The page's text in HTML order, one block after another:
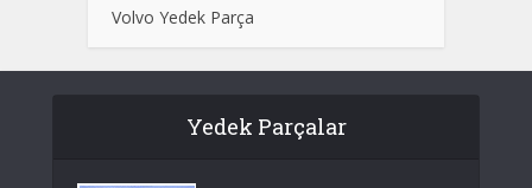
Volvo Yedek Parça
Yedek Parçalar